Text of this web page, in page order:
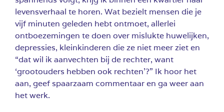
levensverhaal te horen. Wat bezielt mensen die je
vijf minuten geleden hebt ontmoet, allerlei
ontboezemingen te doen over mislukte huwelijken,
depressies, kleinkinderen die ze niet meer ziet en
“dat wil ik aanvechten bij de rechter, want
‘grootouders hebben ook rechten’?” Ik hoor het
aan, geef spaarzaam commentaar en ga weer aan
het werk.